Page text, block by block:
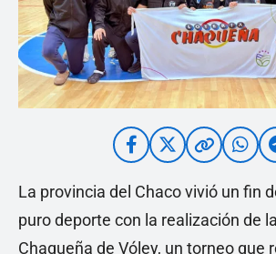
La provincia del Chaco vivió un fin
puro deporte con la realización de
Chaqueña de Vóley, un torneo que